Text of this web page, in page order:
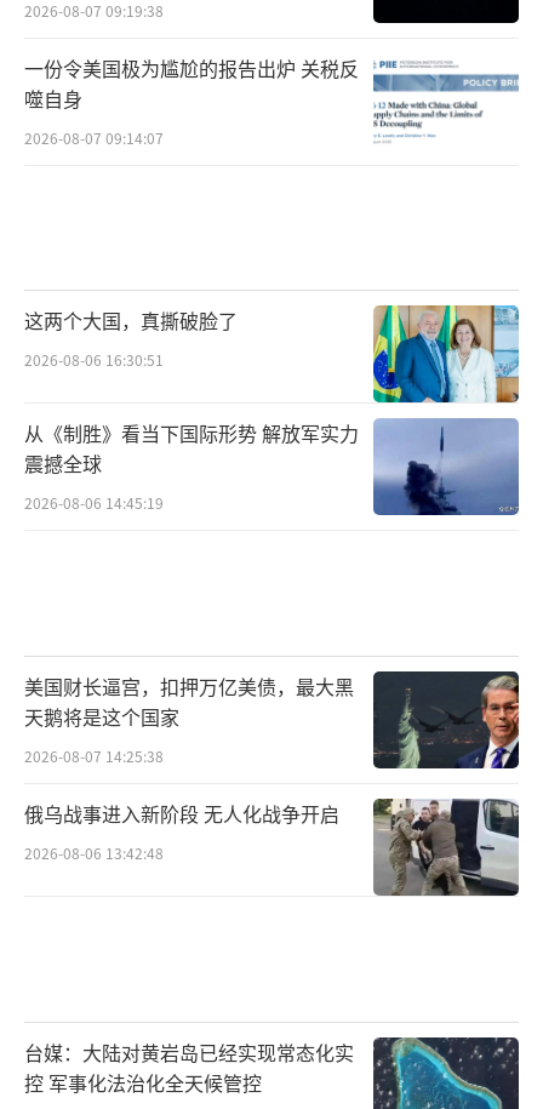
2026-08-07 09:19:38
一份令美国极为尴尬的报告出炉 关税反
噬自身
2026-08-07 09:14:07
这两个大国，真撕破脸了
2026-08-06 16:30:51
从《制胜》看当下国际形势 解放军实力
震撼全球
2026-08-06 14:45:19
美国财长逼宫，扣押万亿美债，最大黑
天鹅将是这个国家
2026-08-07 14:25:38
俄乌战事进入新阶段 无人化战争开启
2026-08-06 13:42:48
台媒：大陆对黄岩岛已经实现常态化实
控 军事化法治化全天候管控